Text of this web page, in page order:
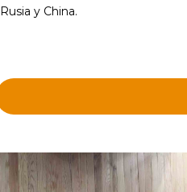
Rusia y China.